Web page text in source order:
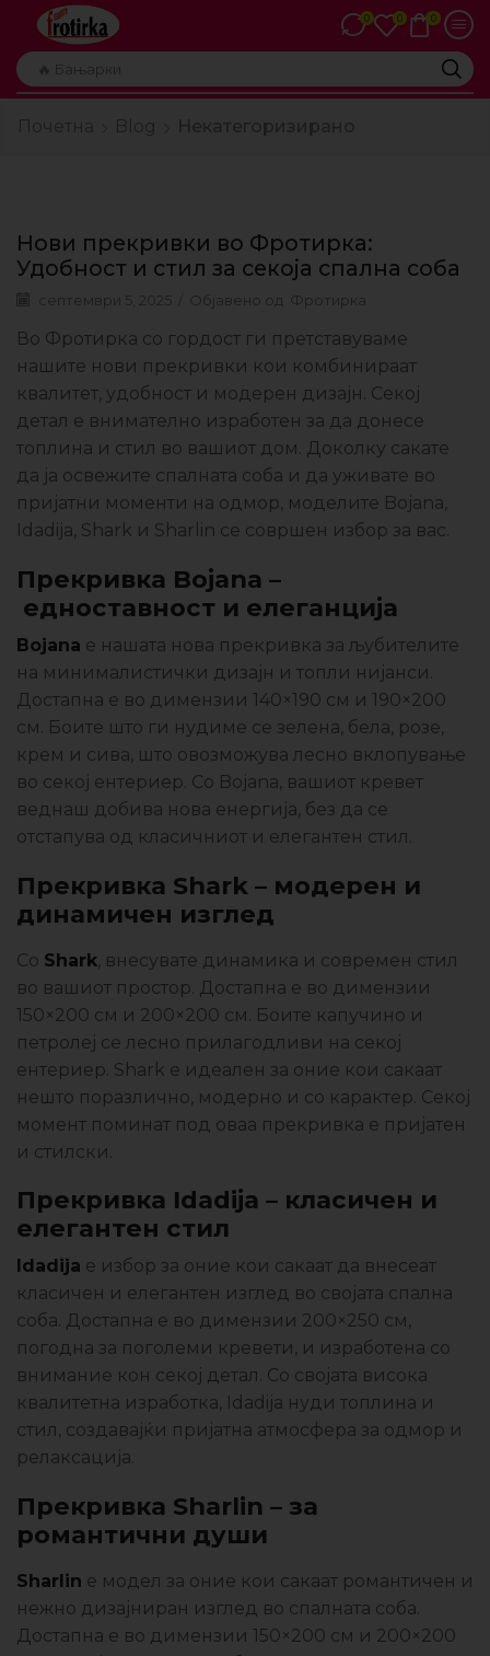
🔥 Бањарки
0 0 0
Нови прекривки во Фротирка:
Удобност и стил за секоја спална соба
септември 5, 2025 Објавено од Фротирка
Во Фротирка со гордост ги претставуваме
нашите нови прекривки кои комбинираат
квалитет, удобност и модерен дизајн. Секој
детал е внимателно изработен за да донесе
топлина и стил во вашиот дом. Доколку сакате
да ја освежите спалната соба и да уживате во
пријатни моменти на одмор, моделите Bojana,
Idadija, Shark и Sharlin се совршен избор за вас.
Прекривка Bojana –
едноставност и елеганција
Bojana е нашата нова прекривка за љубителите
на минималистички дизајн и топли нијанси.
Достапна е во димензии 140×190 см и 190×200
см. Боите што ги нудиме се зелена, бела, розе,
крем и сива, што овозможува лесно вклопување
во секој ентериер. Со Bojana, вашиот кревет
веднаш добива нова енергија, без да се
отстапува од класичниот и елегантен стил.
Прекривка Shark – модерен и
динамичен изглед
Со Shark , внесувате динамика и современ стил
во вашиот простор. Достапна е во димензии
150×200 см и 200×200 см. Боите капучино и
петролеј се лесно прилагодливи на секој
ентериер. Shark е идеален за оние кои сакаат
нешто поразлично, модерно и со карактер. Секој
момент поминат под оваа прекривка е пријатен
и стилски.
Прекривка Idadija – класичен и
елегантен стил
Idadija е избор за оние кои сакаат да внесеат
класичен и елегантен изглед во својата спална
соба. Достапна е во димензии 200×250 см,
погодна за поголеми кревети, и изработена со
внимание кон секој детал. Со својата висока
квалитетна изработка, Idadija нуди топлина и
стил, создавајќи пријатна атмосфера за одмор и
релаксација.
Прекривка Sharlin – за
романтични души
Sharlin е модел за оние кои сакаат романтичен и
нежно дизајниран изглед во спалната соба.
Достапна е во димензии 150×200 см и 200×200